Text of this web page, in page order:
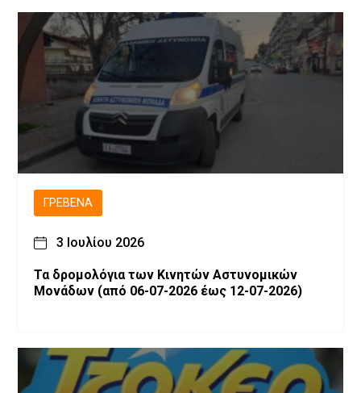
ΓΡΕΒΕΝΆ
3 Ιουλίου 2026
Τα δρομολόγια των Κινητών Αστυνομικών
Μονάδων (από 06-07-2026 έως 12-07-2026)